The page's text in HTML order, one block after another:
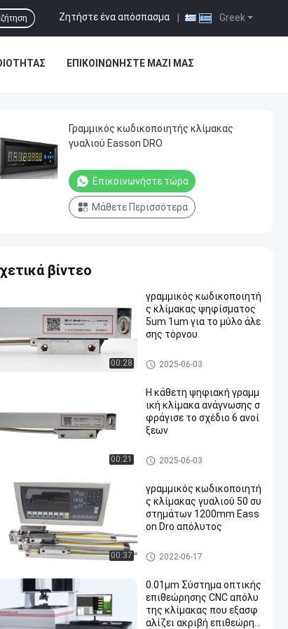
Greek
Ζητήστε ένα απόσπασμα
ΕΠΙΚΟΙΝΩΝΉΣΤΕ ΜΑΖΊ ΜΑΣ
Γραμμικός κωδικοποιητής κλίμακας
γυαλιού Easson DRO
Επικοινωνήστε τώρα
Μάθετε Περισσότερα
βίντεο
00:28
γραμμικός κωδικοποιητή
ς κλίμακας ψηφίσματος
5um 1um για το μύλο άλε
σης τόρνου
Γραμμικός κωδικοποιητής κλ
ίμακας γυαλιού
2025-06-03
00:21
Η κάθετη ψηφιακή γραμμ
ική κλίμακα ανάγνωσης σ
φράγισε το σχέδιο 6 ανοί
ξεων
Γραμμικός κωδικοποιητής κλ
ίμακας γυαλιού
2025-06-03
00:37
γραμμικός κωδικοποιητή
ς κλίμακας γυαλιού 50 συ
στημάτων 1200mm Eass
on Dro απόλυτος
Γραμμικός κωδικοποιητής κλ
ίμακας γυαλιού
2022-06-17
0.01μm Σύστημα οπτικής
επιθεώρησης CNC απόλυ
της κλίμακας που εξασφ
αλίζει ακριβή επιθεώρησ